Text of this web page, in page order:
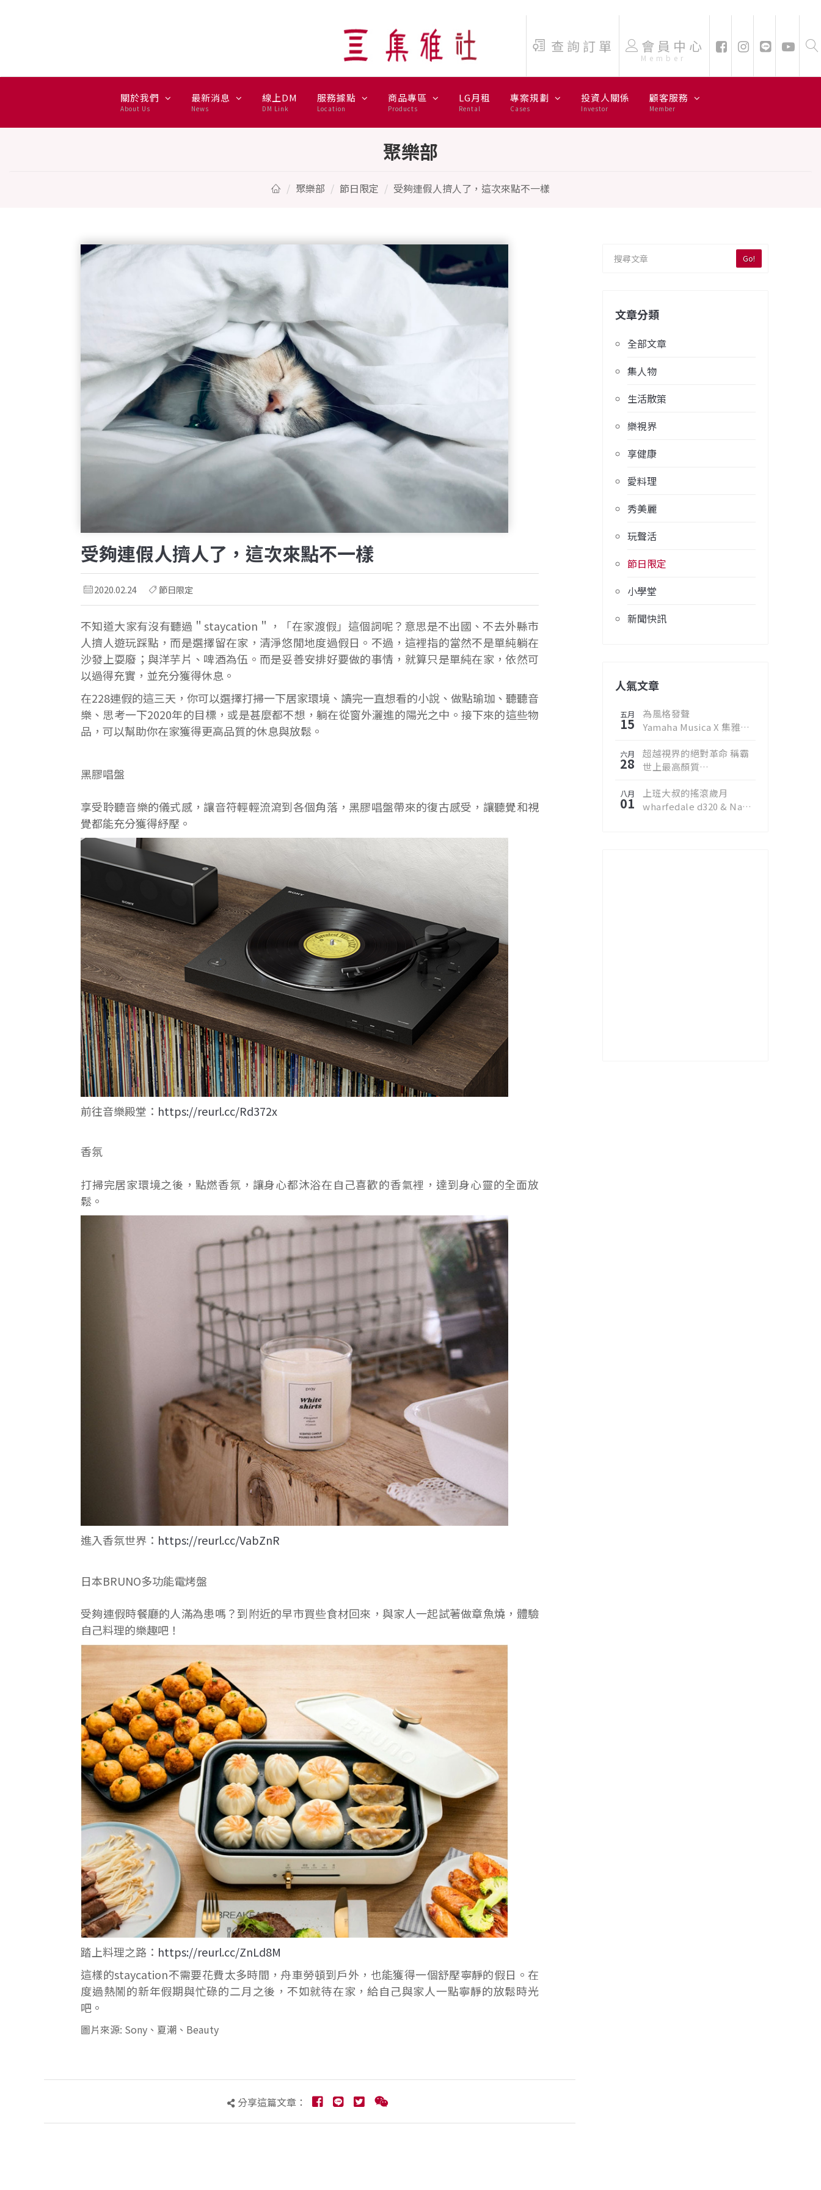
查詢訂單 會員中心
Member
關於我們
About Us
最新消息
News
線上DM
DM Link
服務據點
Location
商品專區
Products
LG月租
Rental
專案規劃
Cases
投資人關係
Investor
顧客服務
Member
聚樂部
聚樂部 節日限定 受夠連假人擠人了，這次來點不一樣
受夠連假人擠人了，這次來點不一樣
2020.02.24 節日限定
不知道大家有沒有聽過＂staycation＂，「在家渡假」這個詞呢？意思是不出國、不去外縣市
人擠人遊玩踩點，而是選擇留在家，清淨悠閒地度過假日。不過，這裡指的當然不是單純躺在
沙發上耍廢；與洋芋片、啤酒為伍。而是妥善安排好要做的事情，就算只是單純在家，依然可
以過得充實，並充分獲得休息。
在228連假的這三天，你可以選擇打掃一下居家環境、讀完一直想看的小說、做點瑜珈、聽聽音
樂、思考一下2020年的目標，或是甚麼都不想，躺在從窗外灑進的陽光之中。接下來的這些物
品，可以幫助你在家獲得更高品質的休息與放鬆。
黑膠唱盤
享受聆聽音樂的儀式感，讓音符輕輕流瀉到各個角落，黑膠唱盤帶來的復古感受，讓聽覺和視
覺都能充分獲得紓壓。
前往音樂殿堂： https://reurl.cc/Rd372x
香氛
打掃完居家環境之後，點燃香氛，讓身心都沐浴在自己喜歡的香氣裡，達到身心靈的全面放
鬆。
進入香氛世界： https://reurl.cc/VabZnR
日本BRUNO多功能電烤盤
受夠連假時餐廳的人滿為患嗎？到附近的早市買些食材回來，與家人一起試著做章魚燒，體驗
自己料理的樂趣吧！
踏上料理之路： https://reurl.cc/ZnLd8M
這樣的staycation不需要花費太多時間，舟車勞頓到戶外，也能獲得一個舒壓寧靜的假日。在
度過熱鬧的新年假期與忙碌的二月之後，不如就待在家，給自己與家人一點寧靜的放鬆時光
吧。
圖片來源: Sony、夏潮、Beauty
分享這篇文章：
Go!
文章分類
全部文章
集人物
生活散策
樂視界
享健康
愛料理
秀美麗
玩聲活
節日限定
小學堂
新聞快訊
人氣文章
五月
15
為風格發聲
Yamaha Musica X 集雅社
六月
28
超越視界的絕對革命 稱霸
世上最高顏質
量子電視
八月
01
上班大叔的搖滾歲月
wharfedale d320 & Nad